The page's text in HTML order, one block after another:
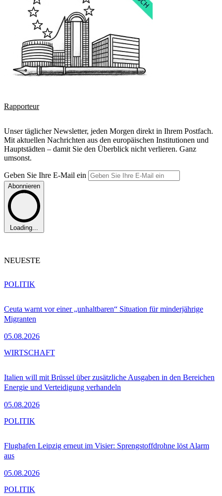
Rapporteur
Unser täglicher Newsletter, jeden Morgen direkt in Ihrem Postfach.
Mit aktuellen Nachrichten aus den europäischen Institutionen und
Hauptstädten – damit Sie den Überblick nicht verlieren. Ganz
umsonst.
Geben Sie Ihre E-Mail ein
Abonnieren
Loading...
NEUESTE
Ceuta warnt vor einer „unhaltbaren“ Situation für minderjährige
Migranten
05.08.2026
POLITIK
Italien will mit Brüssel über zusätzliche Ausgaben in den Bereichen
Energie und Verteidigung verhandeln
05.08.2026
WIRTSCHAFT
Flughafen Leipzig erneut im Visier: Sprengstoffdrohne löst Alarm
aus
05.08.2026
POLITIK
POLITIK